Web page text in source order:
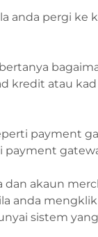
anda pergi ke
kredit atau
payment
payment
akaun
anda
sistem